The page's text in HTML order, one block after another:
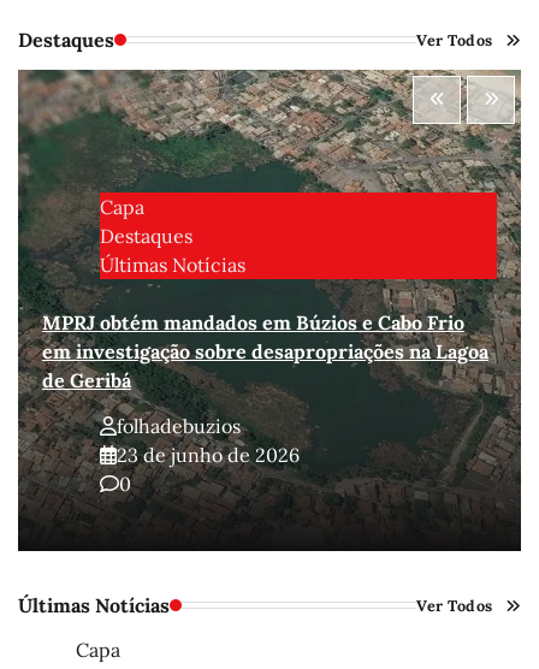
Destaques Ver Todos
Capa
Destaques
Últimas Notícias
MPRJ obtém mandados em Búzios e Cabo Frio
em investigação sobre desapropriações na Lagoa
de Geribá
folhadebuzios
23 de junho de 2026
0
Últimas Notícias Ver Todos
Capa